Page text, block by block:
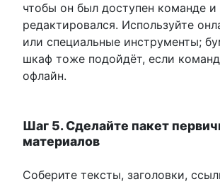
чтобы он был доступен команде и
редактировался. Используйте
или специальные инструменты;
шкаф тоже подойдёт, если
офлайн.
Шаг 5. Сделайте пакет
материалов
Соберите тексты, заголовки,